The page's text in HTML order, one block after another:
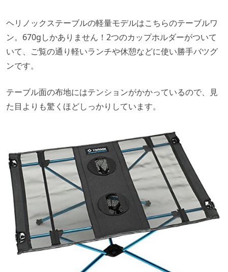
ヘリノックステーブルの軽量モデルはこちらのテーブルワ
ン。670gしかありません！2つのカップホルダーがついて
いて、ご覧の通り軽いランチや休憩などに使い勝手バツグ
ンです。
テーブル面の布地にはテンションがかかっているので、見
た目よりも驚くほどしっかりしています。